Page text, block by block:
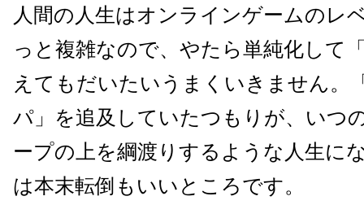
人間の人生はオンラインゲームのレ
っと複雑なので、やたら単純化して
えてもだいたいうまくいきません。
パ」を追及していたつもり が、いつ
ープの上を綱渡りするような人生に
は本末転倒もいいところです。